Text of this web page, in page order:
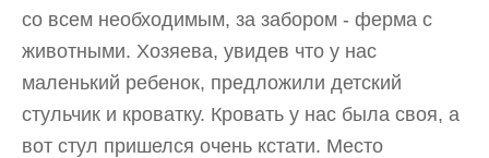
со всем необходимым, за забором - ферма с
животными. Хозяева, увидев что у нас
маленький ребенок, предложили детский
стульчик и кроватку. Кровать у нас была своя, а
вот стул пришелся очень кстати. Место